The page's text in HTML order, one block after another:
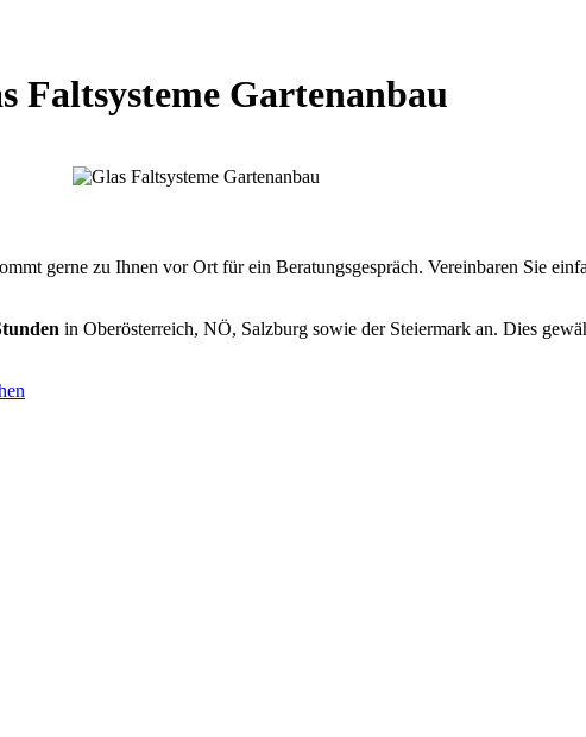
Faltsysteme Gartenanbau
gerne zu Ihnen vor Ort für ein Beratungsgespräch. Vereinbaren Sie
in Oberösterreich, NÖ, Salzburg sowie der Steiermark an. Dies